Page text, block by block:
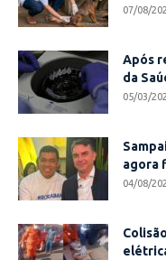
07/08/
Após
da
05/03/
agora
04/08/